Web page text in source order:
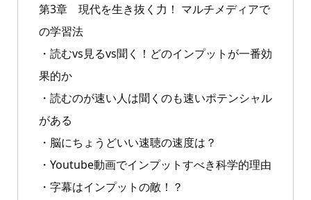
第3章 現代を生き抜く力！ マルチメディアで
の学習法
・読むvs見るvs聞く！どのインプットが一番効
果的か
・読むのが速い人は聞くのも速いポテンシャル
がある
・脳にちょうどいい速聴の速度は？
・Youtube動画でインプットすべき科学的理由
・字幕はインプットの敵！？